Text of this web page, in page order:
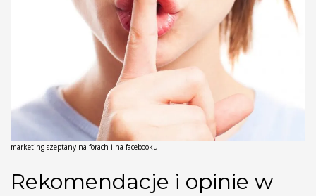
marketing szeptany na forach i na facebooku
Rekomendacje i opinie w